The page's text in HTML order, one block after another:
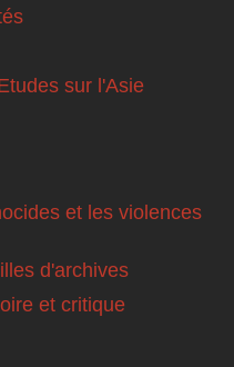
sur l'Asie
et les violences
d'archives
et critique